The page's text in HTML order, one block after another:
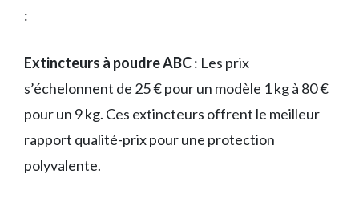
:
Extincteurs à poudre ABC: Les prix
s’échelonnent de 25 € pour un modèle 1 kg à 80 €
pour un 9 kg. Ces extincteurs offrent le meilleur
rapport qualité-prix pour une protection
polyvalente.